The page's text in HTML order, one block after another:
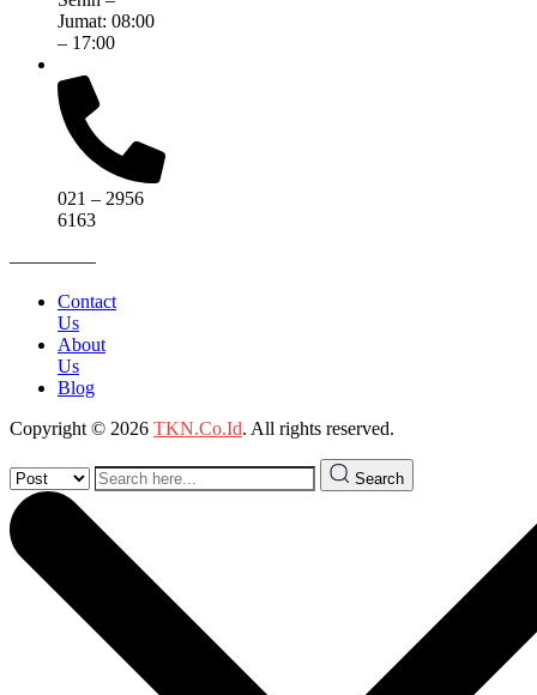
Jumat: 08:00
– 17:00
021 – 2956
6163
————–
Contact
Us
About
Us
Blog
Copyright © 2026 TKN.Co.Id. All rights reserved.
Search